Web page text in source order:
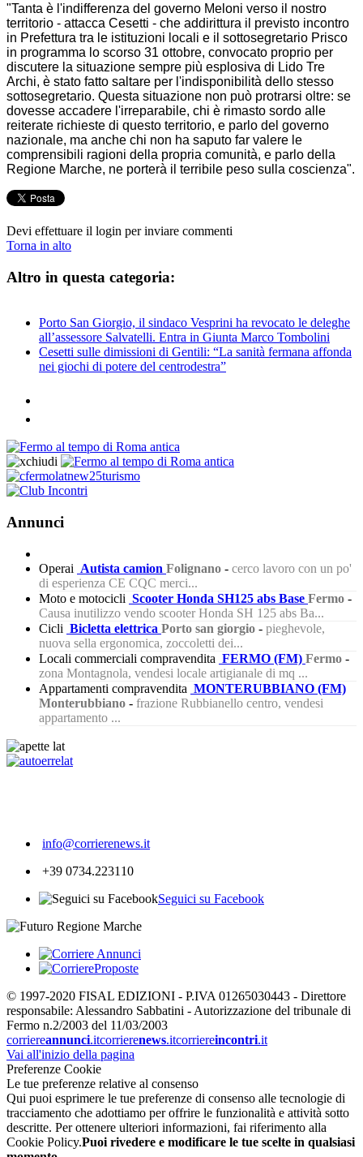
"Tanta è l'indifferenza del governo Meloni verso il nostro
territorio - attacca Cesetti - che addirittura il previsto incontro
in Prefettura tra le istituzioni locali e il sottosegretario Prisco
in programma lo scorso 31 ottobre, convocato proprio per
discutere la situazione sempre più esplosiva di Lido Tre
Archi, è stato fatto saltare per l'indisponibilità dello stesso
sottosegretario. Questa situazione non può protrarsi oltre: se
dovesse accadere l'irreparabile, chi è rimasto sordo alle
reiterate richieste di questo territorio, e parlo del governo
nazionale, ma anche chi non ha saputo far valere le
comprensibili ragioni della propria comunità, e parlo della
Regione Marche, ne porterà il terribile peso sulla coscienza".
Devi effettuare il login per inviare commenti
Torna in alto
Altro in questa categoria:
Porto San Giorgio, il sindaco Vesprini ha revocato le deleghe
all’assessore Salvatelli. Entra in Giunta Marco Tombolini
Cesetti sulle dimissioni di Gentili: “La sanità fermana affonda
nei giochi di potere del centrodestra”
Annunci
Operai Autista camion Folignano - cerco lavoro con un po'
di esperienza CE CQC merci...
Moto e motocicli Scooter Honda SH125 abs Base Fermo -
Causa inutilizzo vendo scooter Honda SH 125 abs Ba...
Cicli Bicletta elettrica Porto san giorgio - pieghevole,
nuova sella ergonomica, zoccoletti dei...
Locali commerciali compravendita FERMO (FM) Fermo -
zona Montagnola, vendesi locale artigianale di mq ...
Appartamenti compravendita MONTERUBBIANO (FM)
Monterubbiano - frazione Rubbianello centro, vendesi
appartamento ...
info@corrierenews.it
+39 0734.223110
Seguici su Facebook
© 1997-2020 FISAL EDIZIONI - P.IVA 01265030443 - Direttore
responsabile: Alessandro Sabbatini - Autorizzazione del tribunale di
Fermo n.2/2003 del 11/03/2003
corriereannunci.itcorrierenews.itcorriereincontri.it
Vai all'inizio della pagina
Preferenze Cookie
Le tue preferenze relative al consenso
Qui puoi esprimere le tue preferenze di consenso alle tecnologie di
tracciamento che adottiamo per offrire le funzionalità e attività sotto
descritte. Per ottenere ulteriori informazioni, fai riferimento alla
Cookie Policy.Puoi rivedere e modificare le tue scelte in qualsiasi